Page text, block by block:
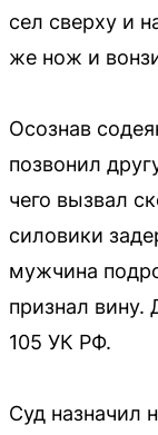
сел сверху и
же нож и
Осознав
позвонил
чего вызвал
силовики
мужчина
признал вину.
105 УК РФ.
Суд назначил